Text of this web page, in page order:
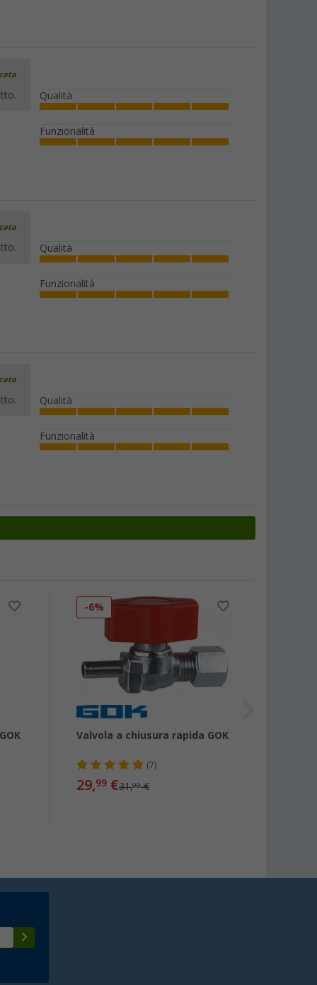
Qualità
Funzionalità
Qualità
Funzionalità
Qualità
Funzionalità
-6%
Valvola a chiusura rapida GOK
(7)
29,99€31,99€